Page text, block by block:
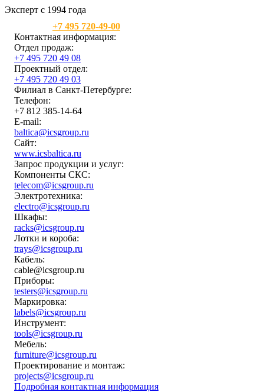
Эксперт с 1994 года
+7 495 720-49-00
Контактная информация:
Отдел продаж:
+7 495 720 49 08
Проектный отдел:
+7 495 720 49 03
Филиал в Санкт-Петербурге:
Телефон:
+7 812 385-14-64
E-mail:
baltica@icsgroup.ru
Сайт:
www.icsbaltica.ru
Запрос продукции и услуг:
Компоненты СКС:
telecom@icsgroup.ru
Электротехника:
electro@icsgroup.ru
Шкафы:
racks@icsgroup.ru
Лотки и короба:
trays@icsgroup.ru
Кабель:
cable@icsgroup.ru
Приборы:
testers@icsgroup.ru
Маркировка:
labels@icsgroup.ru
Инструмент:
tools@icsgroup.ru
Мебель:
furniture@icsgroup.ru
Проектирование и монтаж:
projects@icsgroup.ru
Подробная контактная информация